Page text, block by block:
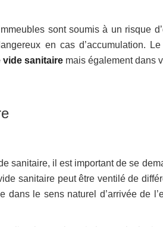
sont soumis à un risque
en cas d’accumulation. Le
vide sanitaire mais également dans
sanitaire, il est important de se
sanitaire peut être ventilé de
le sens naturel d’arrivée de